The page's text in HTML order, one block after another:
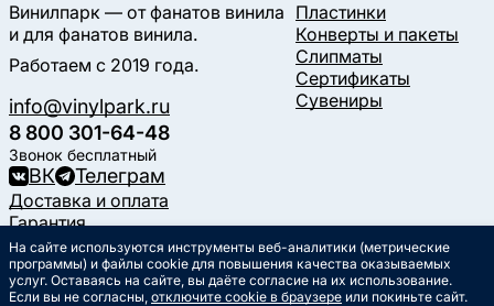
Винилпарк — от фанатов винила
и для фанатов винила.
Работаем с 2019 года.
info@vinylpark.ru
8 800 301-64-48
Звонок бесплатный
ВК Телеграм
Пластинки
Конверты и пакеты
Слипматы
Сертификаты
Сувениры
Доставка и оплата
Гарантия
Контакты
Статьи
Музыкальный календарь
На сайте используются инструменты веб-аналитики (метрические
программы) и файлы cookie для повышения качества оказываемых
услуг. Оставаясь на сайте, вы даёте согласие на их использование.
Если вы не согласны, отключите cookie в браузере или покиньте сайт.